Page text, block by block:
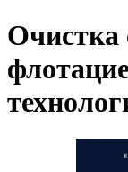
Очистка